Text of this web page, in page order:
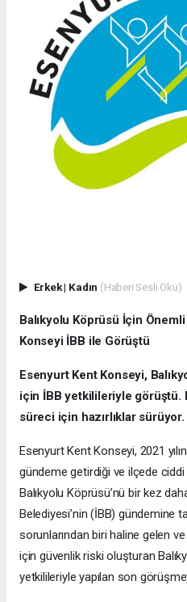
Erkek| Kadın (Haberi Sesli Oku)
Balıkyolu Köprüsü İçin
Konseyi İBB ile Görüştü
Esenyurt Kent Konseyi,
için İBB yetkilileriyle görüştü.
süreci için hazırlıklar sürüyor.
Esenyurt Kent Konseyi, 2021
gündeme getirdiği ve ilçede
Balıkyolu Köprüsü’nü bir kez
Belediyesi’nin (İBB) gündemine
sorunlarından biri haline gelen
için güvenlik riski oluşturan
yetkilileriyle yapılan son